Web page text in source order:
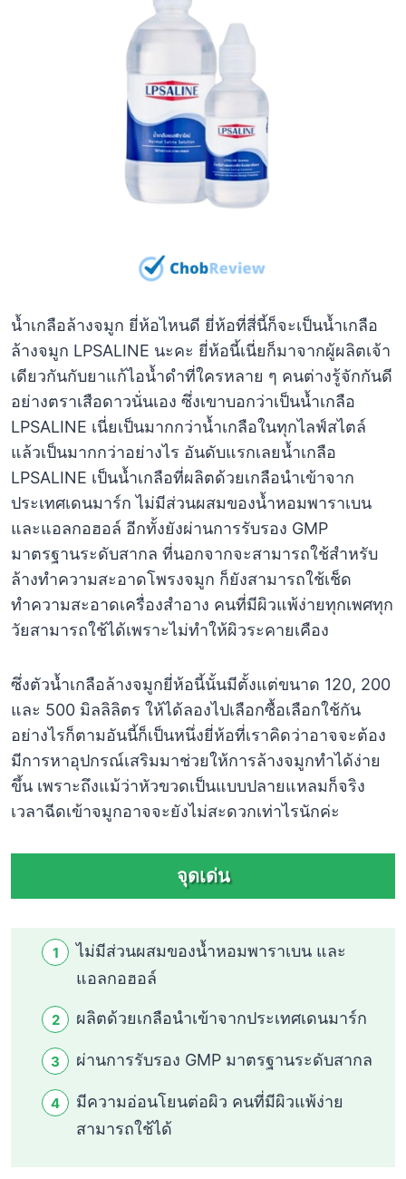
น้ำเกลือล้างจมูก ยี่ห้อไหนดี ยี่ห้อที่สี่นี้ก็จะเป็นน้ำเกลือ
ล้างจมูก LPSALINE นะคะ ยี่ห้อนี้เนี่ยก็มาจากผู้ผลิตเจ้า
เดียวกันกับยาแก้ไอน้ำดำที่ใครหลาย ๆ คนต่างรู้จักกันดี
อย่างตราเสือดาวนั่นเอง ซึ่งเขาบอกว่าเป็นน้ำเกลือ
LPSALINE เนี่ยเป็นมากกว่าน้ำเกลือในทุกไลฟ์สไตล์
แล้วเป็นมากกว่าอย่างไร อันดับแรกเลยน้ำเกลือ
LPSALINE เป็นน้ำเกลือที่ผลิตด้วยเกลือนำเข้าจาก
ประเทศเดนมาร์ก ไม่มีส่วนผสมของน้ำหอมพาราเบน
และแอลกอฮอล์ อีกทั้งยังผ่านการรับรอง GMP
มาตรฐานระดับสากล ที่นอกจากจะสามารถใช้สำหรับ
ล้างทำความสะอาดโพรงจมูก ก็ยังสามารถใช้เช็ด
ทำความสะอาดเครื่องสำอาง คนที่มีผิวแพ้ง่ายทุกเพศทุก
วัยสามารถใช้ได้เพราะไม่ทำให้ผิวระคายเคือง
ซึ่งตัวน้ำเกลือล้างจมูกยี่ห้อนี้นั้นมีตั้งแต่ขนาด 120, 200
และ 500 มิลลิลิตร ให้ได้ลองไปเลือกซื้อเลือกใช้กัน
อย่างไรก็ตามอันนี้ก็เป็นหนึ่งยี่ห้อที่เราคิดว่าอาจจะต้อง
มีการหาอุปกรณ์เสริมมาช่วยให้การล้างจมูกทำได้ง่าย
ขึ้น เพราะถึงแม้ว่าหัวขวดเป็นแบบปลายแหลมก็จริง
เวลาฉีดเข้าจมูกอาจจะยังไม่สะดวกเท่าไรนักค่ะ
จุดเด่น
ไม่มีส่วนผสมของน้ำหอมพาราเบน และ
แอลกอฮอล์
ผลิตด้วยเกลือนำเข้าจากประเทศเดนมาร์ก
ผ่านการรับรอง GMP มาตรฐานระดับสากล
มีความอ่อนโยนต่อผิว คนที่มีผิวแพ้ง่าย
สามารถใช้ได้